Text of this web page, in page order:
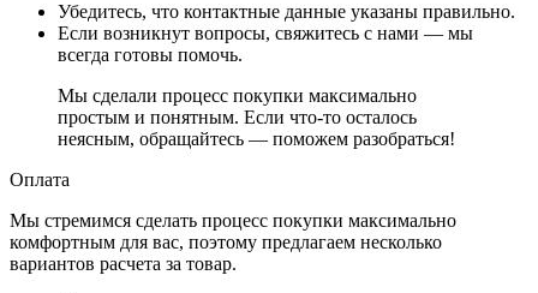
Убедитесь, что контактные данные указаны правильно.
Если возникнут вопросы, свяжитесь с нами — мы
всегда готовы помочь.
Мы сделали процесс покупки максимально
простым и понятным. Если что-то осталось
неясным, обращайтесь — поможем разобраться!
Оплата
Мы стремимся сделать процесс покупки максимально
комфортным для вас, поэтому предлагаем несколько
вариантов расчета за товар.